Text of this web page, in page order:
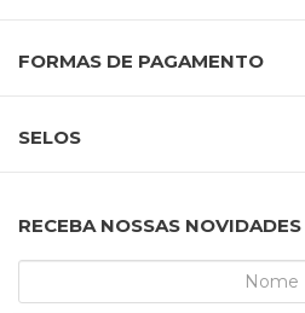
FORMAS DE PAGAMENTO
SELOS
RECEBA NOSSAS NOVIDADES